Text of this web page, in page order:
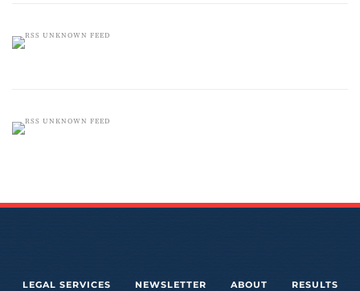
UNKNOWN FEED
UNKNOWN FEED
LEGAL SERVICES NEWSLETTER ABOUT RESULTS